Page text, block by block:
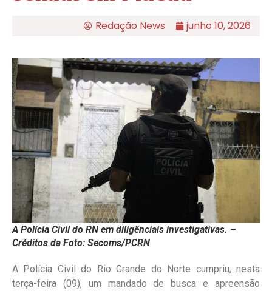
Redação News junho 10, 2026
A Polícia Civil do RN em diligênciais investigativas. –
Créditos da Foto: Secoms/PCRN
A Polícia Civil do Rio Grande do Norte cumpriu, nesta
terça-feira (09), um mandado de busca e apreensão